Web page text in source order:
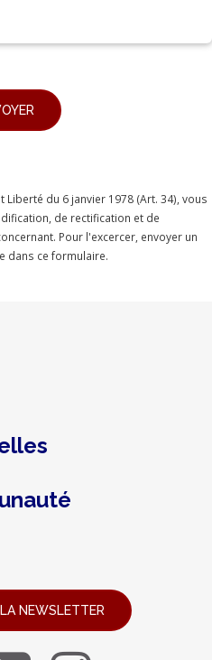
du 6 janvier 1978 (Art. 34), vous
de rectification et de
Pour l'excercer, envoyer un
dans ce formulaire.
NEWSLETTER